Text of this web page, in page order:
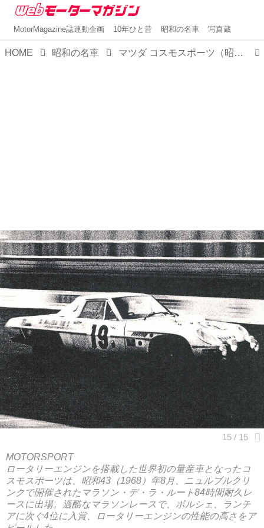
MotorMagazine誌連動企画 10年ひと昔 昭和の名車 写真蔵
HOME 昭和の名車 マツダ コスモスポーツ（昭和42／1967年5月発売・L10A型） 【昭和の名車・完全版ダイジェスト038】
MOTORSPORT
ロータリーエンジンを搭載した世界初の量産車となったコ
スモスポーツは、昭和43（1968）年8月、ニュルブルクリ
ンクで開催されたマラソン・デ・ラ・ルート84時間耐久レ
ースに出場。過酷なマラソンレースで、ポルシェ、ランチ
アに次ぐ4位に入賞、ロータリーエンジンの性能の高さをア